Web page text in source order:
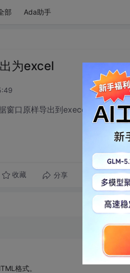
部 Ada助手
为excel
窗口原样导出到execel的方法
收藏 分享 转发到动态
格式。